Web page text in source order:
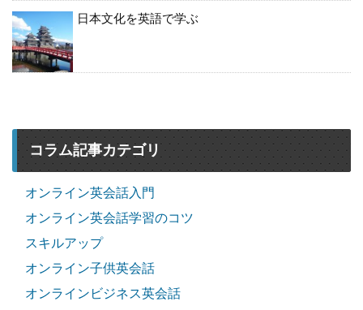
日本文化を英語で学ぶ
コラム記事カテゴリ
オンライン英会話入門
オンライン英会話学習のコツ
スキルアップ
オンライン子供英会話
オンラインビジネス英会話